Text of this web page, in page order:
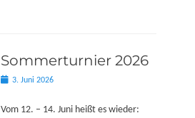
Sommerturnier 2026
Posted3. Juni 2026
Vom 12. – 14. Juni heißt es wieder: